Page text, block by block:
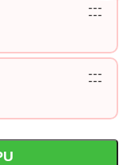
---
---
---
---